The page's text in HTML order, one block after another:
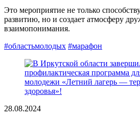
Это мероприятие не только
развитию, но и создает атмосферу
взаимопонимания.
#областьмолодых #марафон
28.08.2024